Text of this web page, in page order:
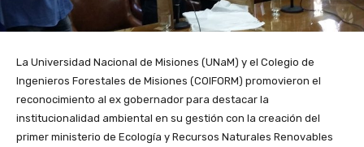
La Universidad Nacional de Misiones (UNaM) y el Colegio de
Ingenieros Forestales de Misiones (COIFORM) promovieron el
reconocimiento al ex gobernador para destacar la
institucionalidad ambiental en su gestión con la creación del
primer ministerio de Ecología y Recursos Naturales Renovables